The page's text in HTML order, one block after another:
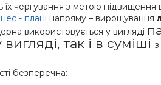
їх чергування з метою
- плані напряму – вирощування
використовується у вигляді
так і в суміші
безперечна: